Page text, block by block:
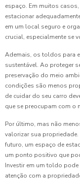
espaço. Em muitos
estacionar
em um local seguro e
crucial, especialmente se
Ademais, os toldos para
sustentável. Ao proteger
preservação do meio
condições são menos
de cuidar do seu carro
que se preocupam com o
Por último, mas não
valorizar sua propriedade.
futuro, um espaço de
um ponto positivo que
Investir em um toldo
atenção com a